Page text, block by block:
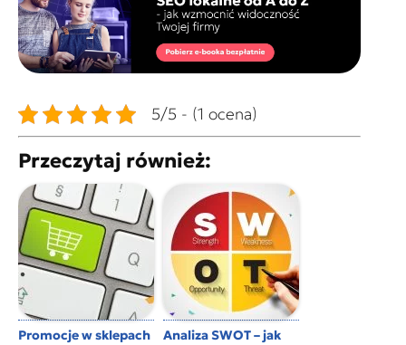
5/5 - (1 ocena)
Przeczytaj również:
Promocje w sklepach
Analiza SWOT – jak